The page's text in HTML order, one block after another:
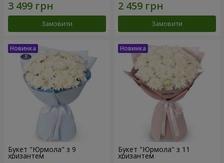
Замовити Замовити
Букет "Юрмола" з 9
хризантем
Букет "Юрмола" з 11
хризантем